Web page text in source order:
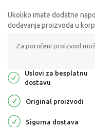
Ukoliko imate dodatne
dodavanja proizvoda u
Uslovi za besplatnu
dostavu
Original proizvodi
Sigurna dostava